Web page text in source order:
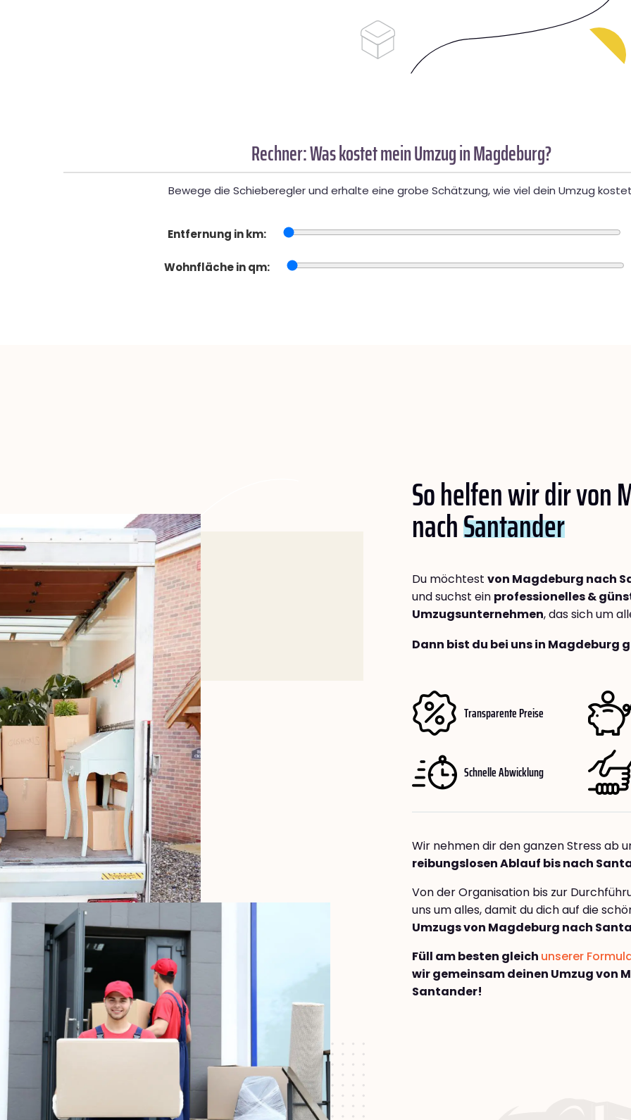
Rechner: Was kostet mein Umzug in Magdeburg?
Bewege die Schieberegler und erhalte eine grobe Schätzung, wie viel dein Umzug
Entfernung in km:
Wohnfläche in qm:
So helfen wir dir von
nachSantander
Du möchtest von Magdeburg nach
und suchst ein professionelles &
Umzugsunternehmen, das sich um
Dann bist du bei uns in Magdeburg
Transparente Preise
Schnelle Abwicklung
Wir nehmen dir den ganzen Stress ab
reibungslosen Ablauf bis nach
Von der Organisation bis zur
uns um alles, damit du dich auf die
Umzugs von Magdeburg nach
Füll am besten gleich unserer
wir gemeinsam deinen Umzug von
Santander!